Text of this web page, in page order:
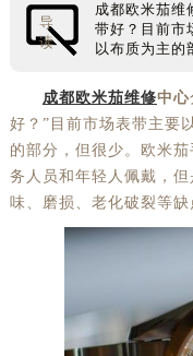
导
读
成都欧米茄维
带好？目前市
以布质为主的
成都欧米茄维修中心
好？”目前市场表带主要
的部分，但很少。欧米
务人员和年轻人佩戴，
味、磨损、老化破裂等缺